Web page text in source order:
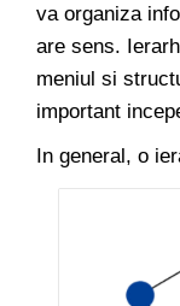
va organiza
are sens.
meniul si
important
In general, o